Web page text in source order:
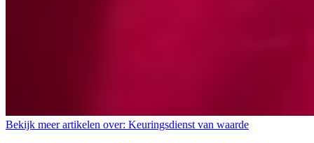
Bekijk meer artikelen over: Keuringsdienst van waarde